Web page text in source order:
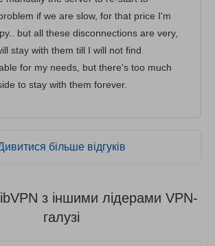
if we are slow, for that price I'm
but all these disconnections are very,
stay with them till I will not find
for my needs, but there's too much
to stay with them forever.
більше відгуків
з іншими лідерами VPN-
галузі